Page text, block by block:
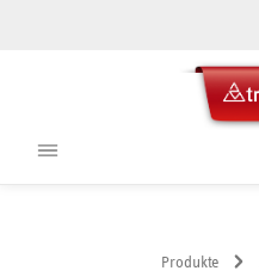
Produkte